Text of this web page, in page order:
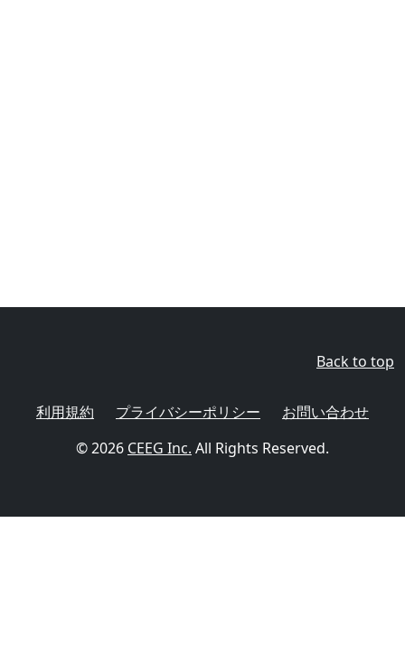
Back to top
利用規約 プライバシーポリシー
お問い合わせ
© 2026 CEEG Inc. All Rights Reserved.